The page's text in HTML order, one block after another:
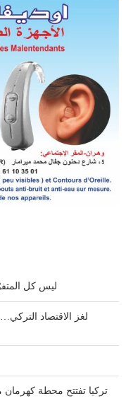
ليس كل
لغز الاقتصاد